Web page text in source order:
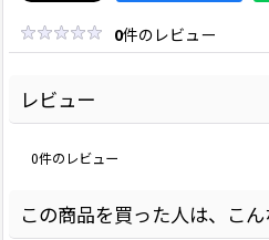
0件のレビュー
レビュー
0件のレビュー
この商品を買った人は、こ